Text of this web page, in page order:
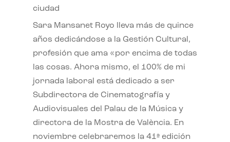
ciudad
Sara Mansanet Royo lleva más de quince
años dedicándose a la Gestión Cultural,
profesión que ama «por encima de todas
las cosas. Ahora mismo, el 100% de mi
jornada laboral está dedicado a ser
Subdirectora de Cinematografía y
Audiovisuales del Palau de la Música y
directora de la Mostra de València. En
noviembre celebraremos la 41ª edición